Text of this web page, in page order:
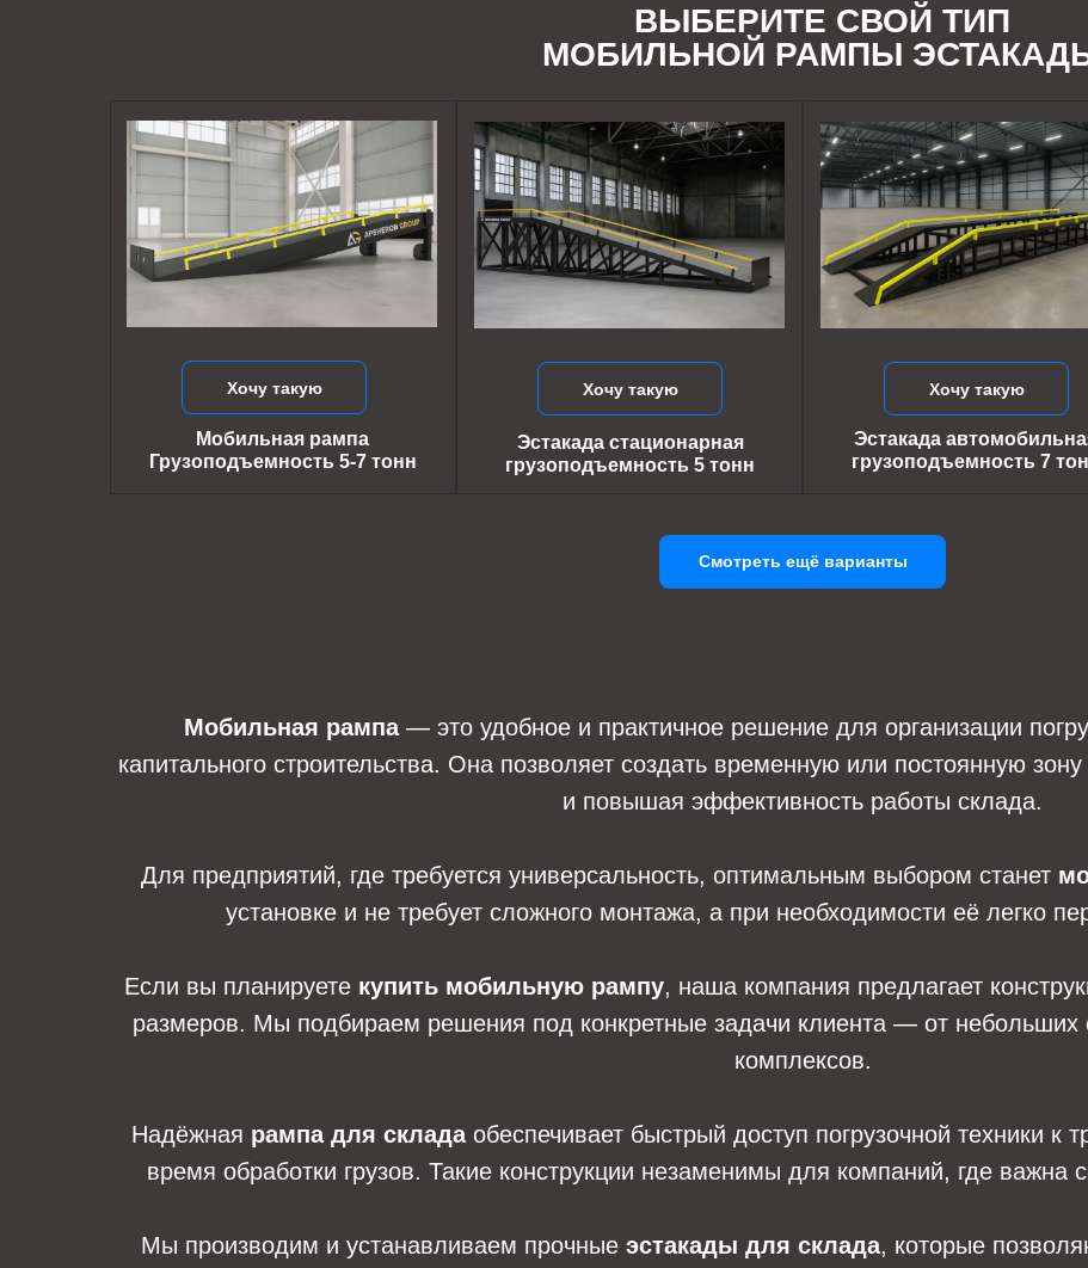
ВЫБЕРИТЕ СВОЙ ТИП
МОБИЛЬНОЙ РАМПЫ
Хочу такую
Эстакада
грузоподъемность 7
Хочу такую
Эстакада стационарная
грузоподъемность 5 тонн
Хочу такую
Мобильная рампа
Грузоподъемность 5-7 тонн
Смотреть ещё варианты
Мобильная рампа— это удобное и практичное решение для организации
капитального строительства. Она позволяет создать временную или постоянную зону
и повышая эффективность работы склада.
Для предприятий, где требуется универсальность, оптимальным выбором станет
установке и не требует сложного монтажа, а при необходимости её легко
Если вы планируете купить мобильную рампу, наша компания предлагает
размеров. Мы подбираем решения под конкретные задачи клиента — от небольших
комплексов.
Надёжная рампа для складаобеспечивает быстрый доступ погрузочной техники к
время обработки грузов. Такие конструкции незаменимы для компаний, где важна
Мы производим и устанавливаем прочные эстакады для склада, которые